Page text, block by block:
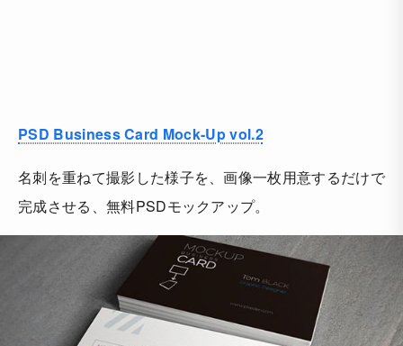
PSD Business Card Mock-Up vol.2
名刺を重ねて撮影した様子を、画像一枚用意するだけで
完成させる、無料PSDモックアップ。